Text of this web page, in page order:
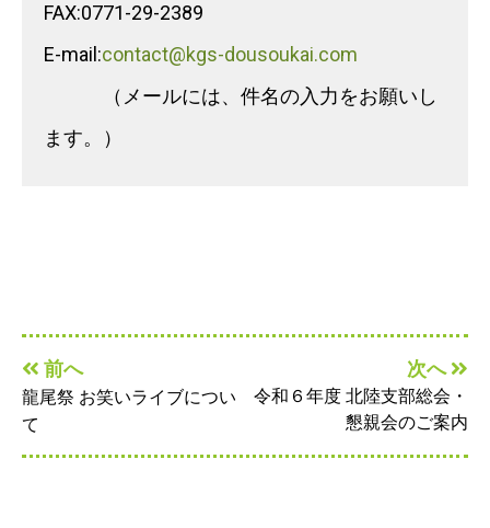
FAX:0771-29-2389
E-mail:contact@kgs-dousoukai.com
（メールには、件名の入力をお願いし
ます。）
前へ
龍尾祭 お笑いライブについ
て
次へ
令和６年度 北陸支部総会・
懇親会のご案内